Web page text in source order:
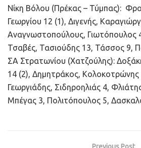
Νίκη Βόλου (Πρέκας – Τύμπας):
Γεωργίου 12 (1), Διγενής,
Αναγνωστοπούλους, Γιωτόπουλος
Τσαβές, Τασιούδης 13, Τάσσος 9,
ΣΑ Στρατωνίου (Χατζούλης):
14 (2), Δημητράκος, Κολοκοτρώνης
Γεωργιάδης, Σιδηροηλιάς 4,
Μπέγας 3, Πολιτόπουλος 5,
Previous Post